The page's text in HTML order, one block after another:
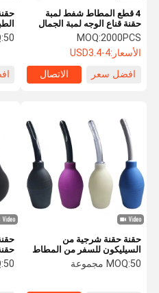
4 قطع المطاط شفط لمبة
حقنة قناع الوجه لمبة الجمال
MOQ:2000PCS
الأسعار:USD3.4-4
افضل سعر
الاتصال
50 مجموعة
حقنة حقنة شرجية من
السيليكون للسفر من المطاط
للتنظيف الشرجي
89160224310 مللي متر
MOQ:50 مجموعة
224 مم
50 مجموعة